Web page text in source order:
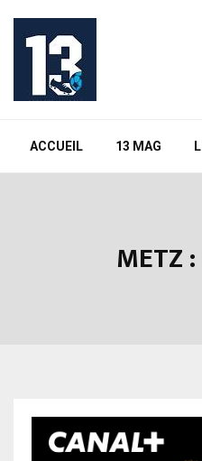
ACCUEIL 13 MAG
METZ